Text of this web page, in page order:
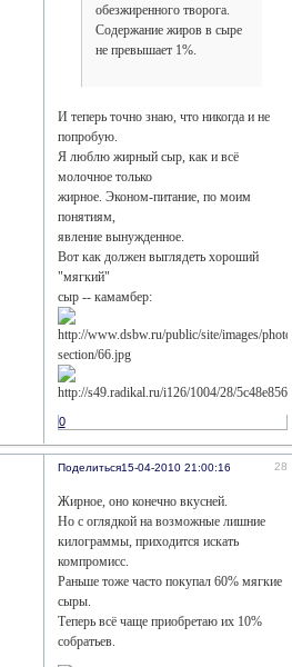
обезжиренного творога.
Содержание жиров в сыре
не превышает 1%.
И теперь точно знаю, что никогда и не
попробую.
Я люблю жирный сыр, как и всё
молочное только
жирное. Эконом-питание, по моим
понятиям,
явление вынужденное.
Вот как должен выглядеть хороший
"мягкий"
сыр -- камамбер:
0
Поделиться 28
15-04-2010 21:00:16
Жирное, оно конечно вкусней.
Но с оглядкой на возможные лишние
килограммы, приходится искать
компромисс.
Раньше тоже часто покупал 60% мягкие
сыры.
Теперь всё чаще приобретаю их 10%
собратьев.